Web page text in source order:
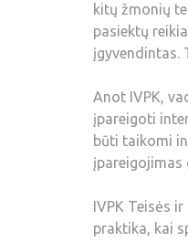
kitų žmonių
pasiektų
įgyvendintas.
Anot IVPK,
įpareigoti
būti taikomi
įpareigojimas
IVPK Teisės
praktika, kai